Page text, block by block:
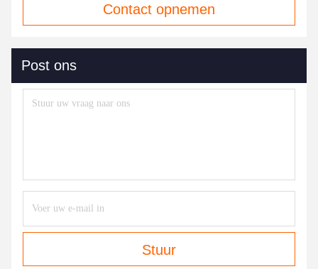
Contact opnemen
Post ons
Stuur